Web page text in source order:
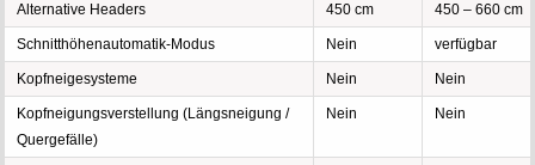
Alternative Headers 450 cm 450 – 660 cm
Schnitthöhenautomatik-Modus Nein verfügbar
Kopfneigesysteme Nein Nein
Kopfneigungsverstellung (Längsneigung /
Quergefälle)
Nein Nein